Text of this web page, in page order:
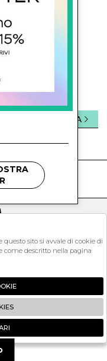
sulla privacy.
INVIA
kids
by
sito si avvale di cookie di
come descritto nella pagina